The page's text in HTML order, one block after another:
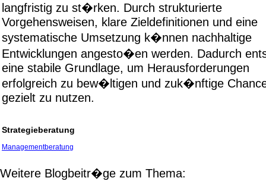
langfristig zu st�rken. Durch strukturierte
Vorgehensweisen, klare Zieldefinitionen und eine
systematische Umsetzung k�nnen nachhaltige
Entwicklungen angesto�en werden. Dadurch
eine stabile Grundlage, um Herausforderungen
erfolgreich zu bew�ltigen und zuk�nftige
gezielt zu nutzen.
Strategieberatung
Managementberatung
Weitere Blogbeitr�ge zum Thema: